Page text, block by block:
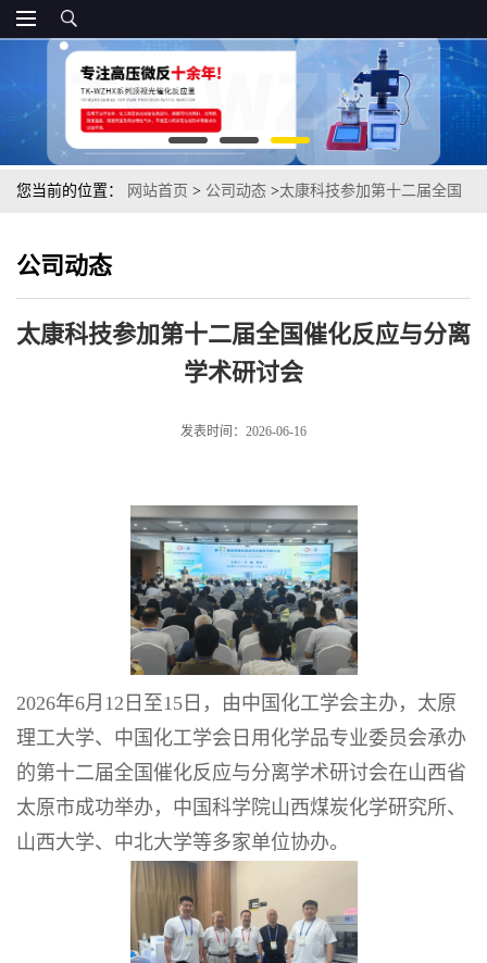
您当前的位置： 网站首页 > 公司动态 >太康科技参加第十二届全国
公司动态
太康科技参加第十二届全国催化反应与分离
学术研讨会
发表时间：2026-06-16
2026年6月 12 日至15 日，由中国化工学会主办，太原
理工大学、中国化工学会日用化学品专业委员会承办
的第十二届全国催化反应与分离学术研讨会在山西省
太原市成功举办，中国科学院山西煤炭化学研究所、
山西大学、中北大学等多家单位协办。